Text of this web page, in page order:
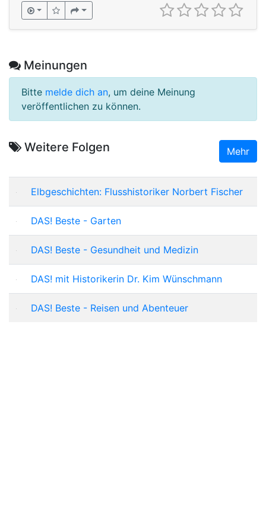
Meinungen
Bitte melde dich an, um deine Meinung
veröffentlichen zu können.
Weitere Folgen Mehr
Elbgeschichten: Flusshistoriker Norbert Fischer
DAS! Beste - Garten
DAS! Beste - Gesundheit und Medizin
DAS! mit Historikerin Dr. Kim Wünschmann
DAS! Beste - Reisen und Abenteuer